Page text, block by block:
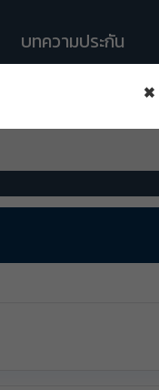
บทความประกัน
×